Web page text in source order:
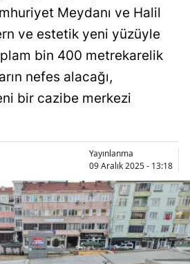
Meydanı ve Halil
ve estetik yeni yüzüyle
bin 400 metrekarelik
nefes alacağı,
bir cazibe merkezi
Yayınlanma
09 Aralık 2025 - 13:18